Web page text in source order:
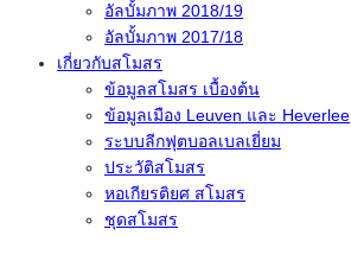
อัลบั้มภาพ 2018/19
อัลบั้มภาพ 2017/18
เกี่ยวกับสโมสร
ข้อมูลสโมสร เบื้องต้น
ข้อมูลเมือง Leuven และ Heverlee
ระบบลีกฟุตบอลเบลเยี่ยม
ประวัติสโมสร
หอเกียรติยศ สโมสร
ชุดสโมสร